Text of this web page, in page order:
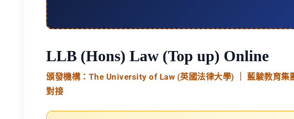
LLB (Hons) Law (Top up) Online
頒發機構：The University of Law (英國法律大學) ｜ 藍駿教育集
對接